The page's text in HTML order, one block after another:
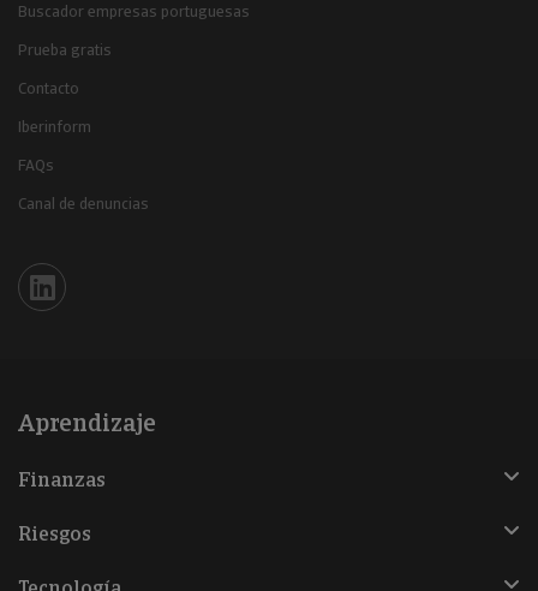
Buscador empresas portuguesas
Prueba gratis
Contacto
Iberinform
FAQs
Canal de denuncias
Iberinform en Linkedin
Aprendizaje
Finanzas
Riesgos